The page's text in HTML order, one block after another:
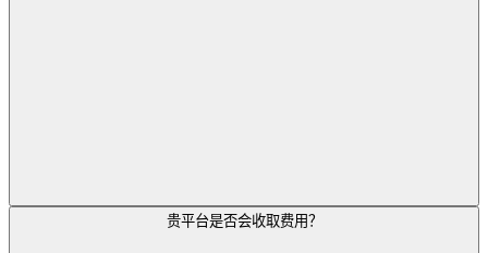
贵平台是否会收取费用？